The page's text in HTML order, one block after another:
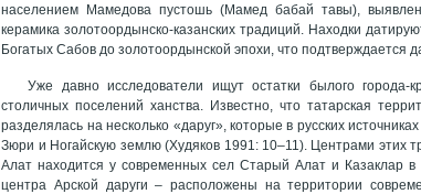
населением Мамедова пустошь (Мамед бабай тавы),
керамика золотоордынско-казанских традиций. Находки
Богатых Сабов до золотоордынской эпохи, что подтверждается
Уже давно исследователи ищут остатки былого города-
столичных поселений ханства. Известно, что татарская
разделялась на несколько «даруг», которые в русских
Зюри и Ногайскую землю (Худяков 1991: 10–11). Центрами этих
Алат находится у современных сел Старый Алат и Казаклар в
центра Арской даруги – расположены на территории